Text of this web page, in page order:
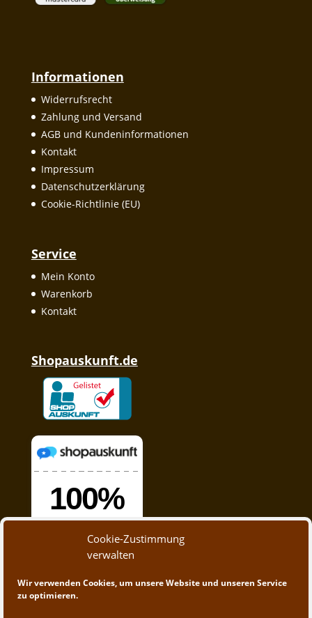
Cookie-Zustimmung
verwalten
Wir verwenden Cookies, um unsere Website und unseren Service
zu optimieren.
Informationen
Widerrufsrecht
Zahlung und Versand
AGB und Kundeninformationen
Kontakt
Impressum
Datenschutzerklärung
Cookie-Richtlinie (EU)
Service
Mein Konto
Warenkorb
Kontakt
Shopauskunft.de